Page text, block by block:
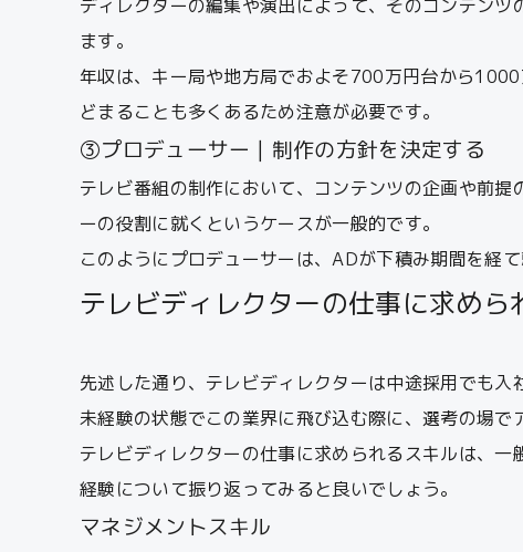
ディレクターの編集や演出によって、そのコンテン
ます。
年収は、キー局や地方局でおよそ700万円台から
どまることも多くあるため注意が必要です。
③プロデューサー｜制作の方針を決定する
テレビ番組の制作において、コンテンツの企画や前
ーの役割に就くというケースが一般的です。
このようにプロデューサーは、ADが下積み期間を経
テレビディレクターの仕事に求めら
先述した通り、テレビディレクターは中途採用でも入
未経験の状態でこの業界に飛び込む際に、選考の場で
テレビディレクターの仕事に求められるスキルは、
経験について振り返ってみると良いでしょう。
マネジメントスキル